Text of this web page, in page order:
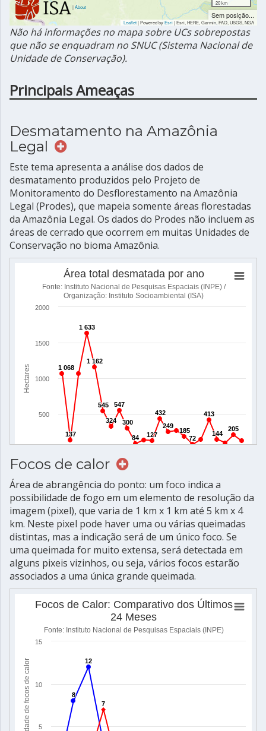
|About
20 km
Sem posição...
Leaflet| Powered byEsri|Esri, HERE, Garmin, FAO, USGS, NGA
Não há informações no mapa sobre UCs sobrepostas
que não se enquadram no SNUC (Sistema Nacional de
Unidade de Conservação).
Principais Ameaças
Desmatamento na Amazônia
Legal
Este tema apresenta a análise dos dados de
desmatamento produzidos pelo Projeto de
Monitoramento do Desflorestamento na Amazônia
Legal (Prodes), que mapeia somente áreas florestadas
da Amazônia Legal. Os dados do Prodes não incluem as
áreas de cerrado que ocorrem em muitas Unidades de
Conservação no bioma Amazônia.
Focos de calor
Área de abrangência do ponto: um foco indica a
possibilidade de fogo em um elemento de resolução da
imagem (pixel), que varia de 1 km x 1 km até 5 km x 4
km. Neste pixel pode haver uma ou várias queimadas
distintas, mas a indicação será de um único foco. Se
uma queimada for muito extensa, será detectada em
alguns pixeis vizinhos, ou seja, vários focos estarão
associados a uma única grande queimada.